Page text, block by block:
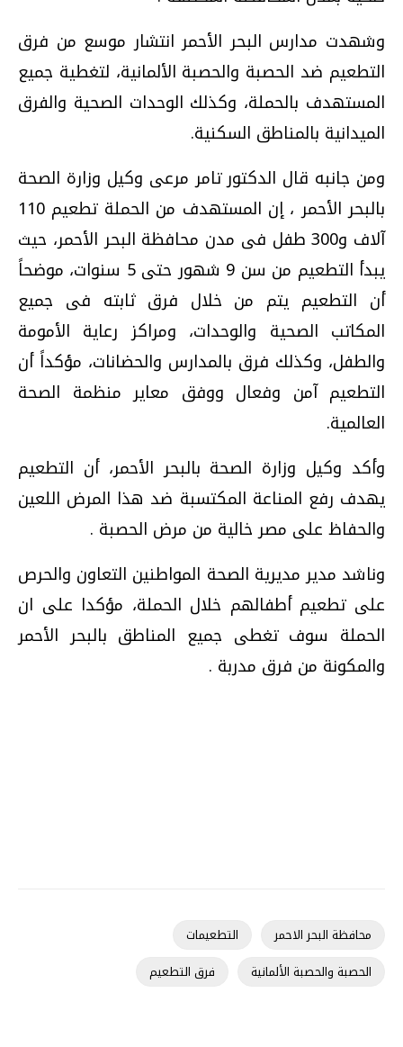
وشهدت مدارس البحر الأحمر انتشار موسع من فرق
التطعيم ضد الحصبة والحصبة الألمانية، لتغطية جميع
المستهدف بالحملة، وكذلك الوحدات الصحية والفرق
الميدانية بالمناطق السكنية.
ومن جانبه قال الدكتور تامر مرعى وكيل وزارة الصحة
بالبحر الأحمر ، إن المستهدف من الحملة تطعيم 110
آلاف و300 طفل فى مدن محافظة البحر الأحمر، حيث
يبدأ التطعيم من سن 9 شهور حتى 5 سنوات، موضحاً
أن التطعيم يتم من خلال فرق ثابته فى جميع
المكاتب الصحية والوحدات، ومراكز رعاية الأمومة
والطفل، وكذلك فرق بالمدارس والحضانات، مؤكداً أن
التطعيم آمن وفعال ووفق معاير منظمة الصحة
العالمية.
وأكد وكيل وزارة الصحة بالبحر الأحمر، أن التطعيم
يهدف رفع المناعة المكتسبة ضد هذا المرض اللعين
والحفاظ على مصر خالية من مرض الحصبة .
وناشد مدير مديرية الصحة المواطنين التعاون والحرص
على تطعيم أطفالهم خلال الحملة، مؤكدا على ان
الحملة سوف تغطى جميع المناطق بالبحر الأحمر
والمكونة من فرق مدربة .
محافظة البحر الاحمر
التطعيمات
الحصبة والحصبة الألمانية
فرق التطعيم